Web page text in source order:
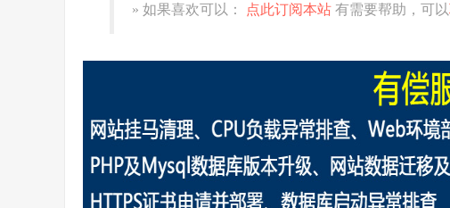
» 如果喜欢可以：
点此订阅本站 有需要帮助，可以